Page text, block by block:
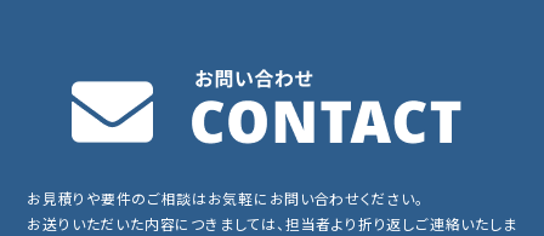
お見積りや要件のご相談はお気軽にお問い合わせください。
お送りいただいた内容につきましては、担当者より折り返しご連絡いたしま